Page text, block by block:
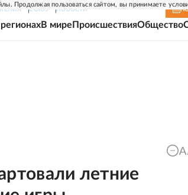
Продолжая пользоваться сайтом, вы принимаете
СОЮЗ НОВОСТИ
В мире ПроисшествияОбщество
летние